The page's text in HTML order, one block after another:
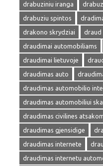
drabuziniu iranga
drabuziu spintos
drakono skrydziai
draud
draudimai automobiliams
draudimai lietuvoje
draudimas auto
draudimas automobilio
draudimas automobiliui
draudimas civilines
draudimas gjensidige
draudimas internete
draudimas internetu